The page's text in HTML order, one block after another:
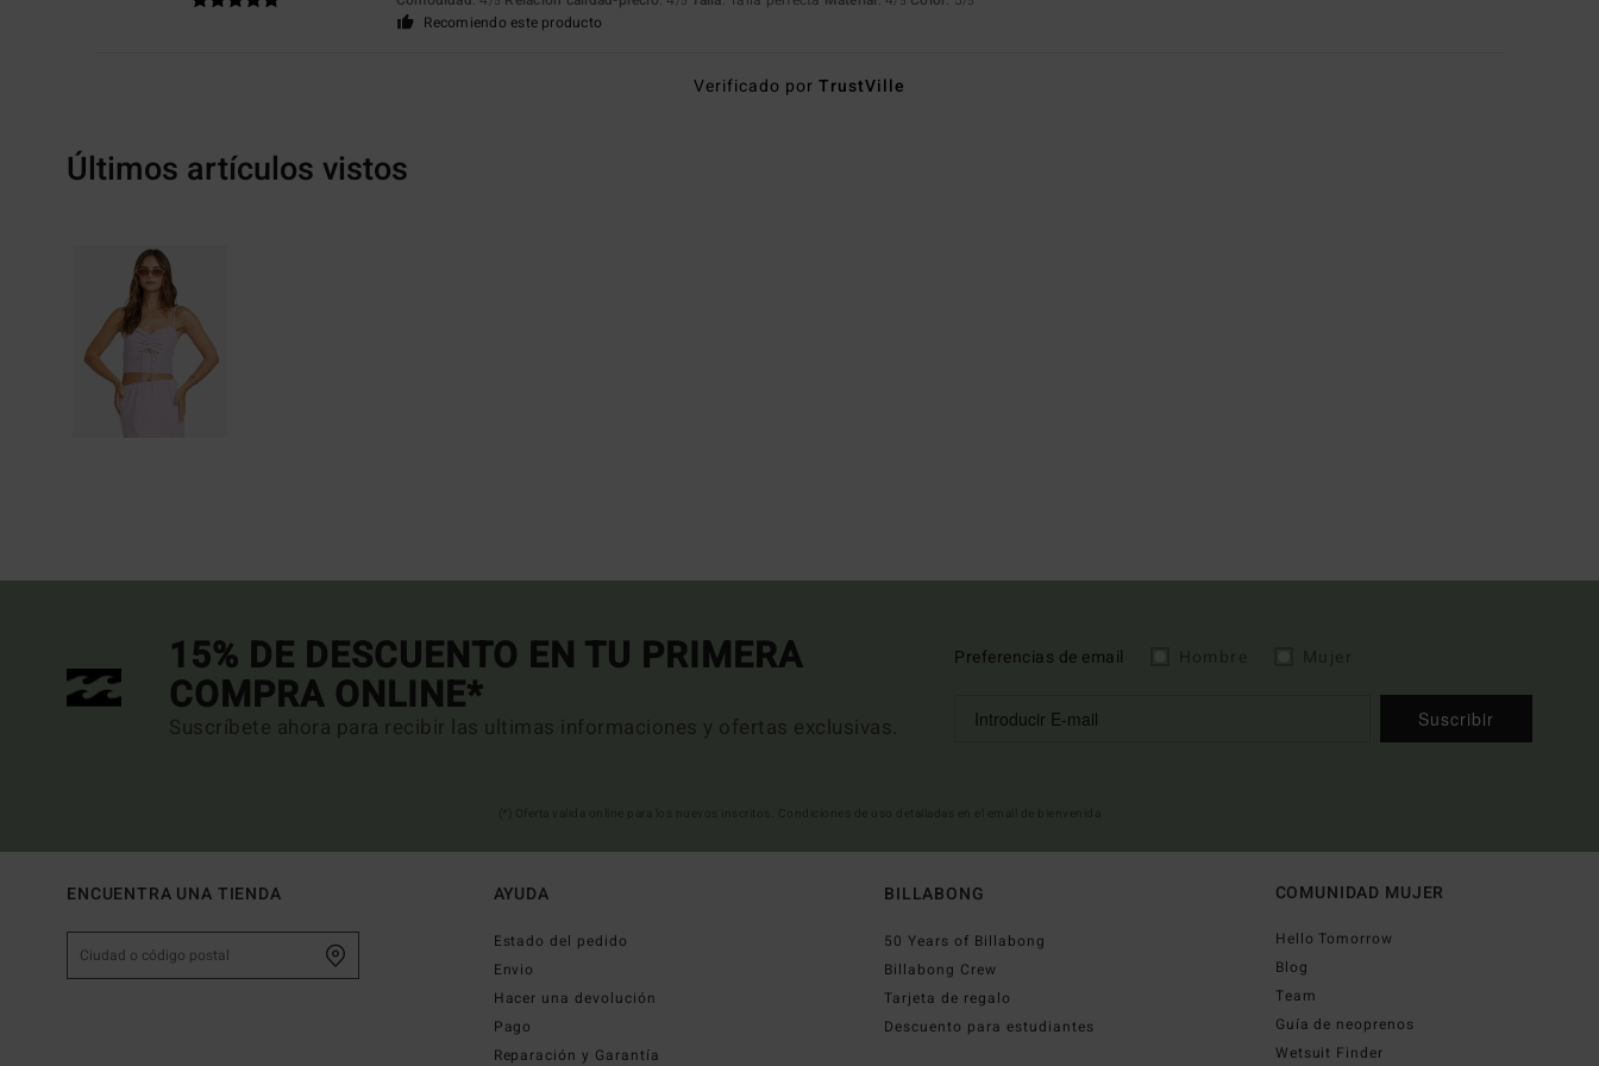
Recomiendo este producto
Verificado por TrustVille
Últimos artículos vistos
15% DE DESCUENTO EN TU PRIMERA
COMPRA ONLINE*
Suscríbete ahora para recibir las ultimas informaciones y ofertas exclusivas.
Preferencias de email
Suscribir
ENCUENTRA UNA TIENDA AYUDA
Estado del pedido
Envio
Hacer una devolución
Pago
Reparación y Garantía
BILLABONG
50 Years of Billabong
Billabong Crew
Tarjeta de regalo
Descuento para estudiantes
COMUNIDAD MUJER
Hello Tomorrow
Blog
Team
Guía de neoprenos
Wetsuit Finder